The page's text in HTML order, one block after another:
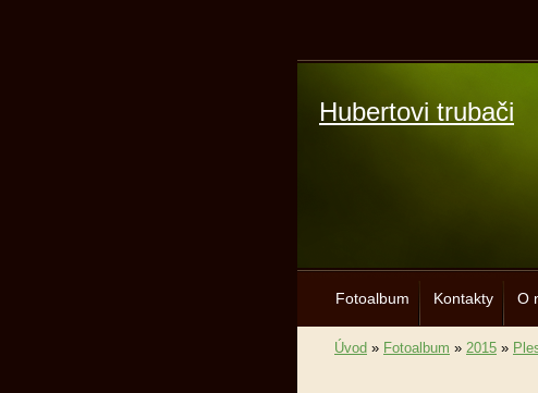
Hubertovi trubači
Fotoalbum Kontakty O
Úvod » Fotoalbum » 2015 »